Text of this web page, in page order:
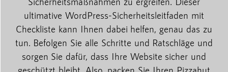
ultimative WordPress-Sicherheitsleitfaden mit
Checkliste kann Ihnen dabei helfen, genau das zu
tun. Befolgen Sie alle Schritte und Ratschläge und
sorgen Sie dafür, dass Ihre Website sicher und
geschützt bleibt. Also, packen Sie Ihren Pizzahut